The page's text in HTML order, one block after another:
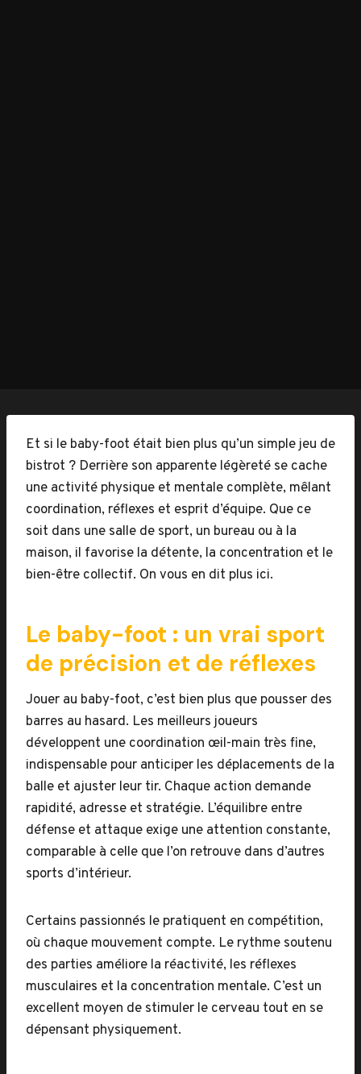
Et si le baby-foot était bien plus qu’un simple jeu de
bistrot ? Derrière son apparente légèreté se cache
une activité physique et mentale complète, mêlant
coordination, réflexes et esprit d’équipe. Que ce
soit dans une salle de sport, un bureau ou à la
maison, il favorise la détente, la concentration et le
bien-être collectif. On vous en dit plus ici.
Le baby-foot : un vrai sport
de précision et de réflexes
Jouer au baby-foot, c’est bien plus que pousser des
barres au hasard. Les meilleurs joueurs
développent une coordination œil-main très fine,
indispensable pour anticiper les déplacements de la
balle et ajuster leur tir. Chaque action demande
rapidité, adresse et stratégie. L’équilibre entre
défense et attaque exige une attention constante,
comparable à celle que l’on retrouve dans d’autres
sports d’intérieur.
Certains passionnés le pratiquent en compétition,
où chaque mouvement compte. Le rythme soutenu
des parties améliore la réactivité, les réflexes
musculaires et la concentration mentale. C’est un
excellent moyen de stimuler le cerveau tout en se
dépensant physiquement.